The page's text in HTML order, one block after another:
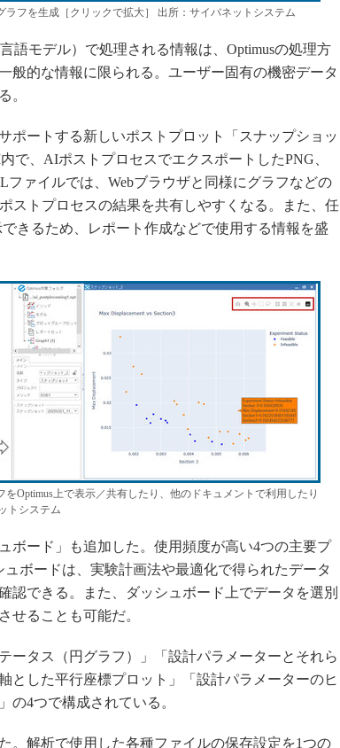
フを生成［クリックで拡大］ 出所：サイバネットシステム
モデル）で処理される情報は、Optimusの処理方
般的な情報に限られる。ユーザー固有の機密データ
。
ートする新しいポストプロット「スナップショッ
で、AIポストプロセスでエクスポートしたPNG、
ァイルでは、Webブラウザと同様にグラフなどの
ストプロセスの結果を共有しやすくなる。また、任
きるため、レポート作成などで使用する情報を盛
Optimus上で表示／共有したり、他のドキュメントで利用したり
トシステム
ボード」も追加した。使用頻度が高い4つの主要プ
ボードは、実験計画法や最適化で得られたデータ
認できる。また、ダッシュボード上でデータを選別
せることも可能だ。
タス（円グラフ）」「設計パラメーターとそれら
とした平行座標プロット」「設計パラメーターのヒ
の4つで構成されている。
。解析で使用した各種ファイルの保存設定を1つの